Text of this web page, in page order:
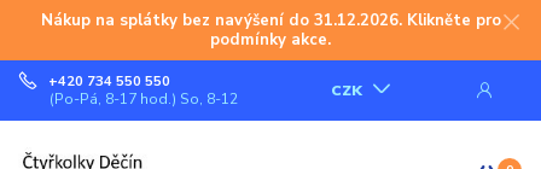
Nákup na splátky bez navýšení do 31.12.2026. Klikněte pro
podmínky akce.
CZK
+420 734 550 550
(Po-Pá, 8-17 hod.) So, 8-12